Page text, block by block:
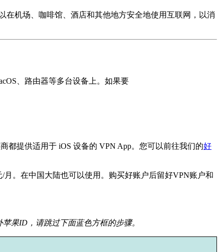
在机场、咖啡馆、酒店和其他地方安全地使用互联网，以消
、路由器等多台设备上。如果要
都提供适用于 iOS 设备的 VPN App。您可以前往我们的好
月。在中国大陆也可以使用。购买好账户后留好VPN账户和
果ID，请跳过下面蓝色方框的步骤。